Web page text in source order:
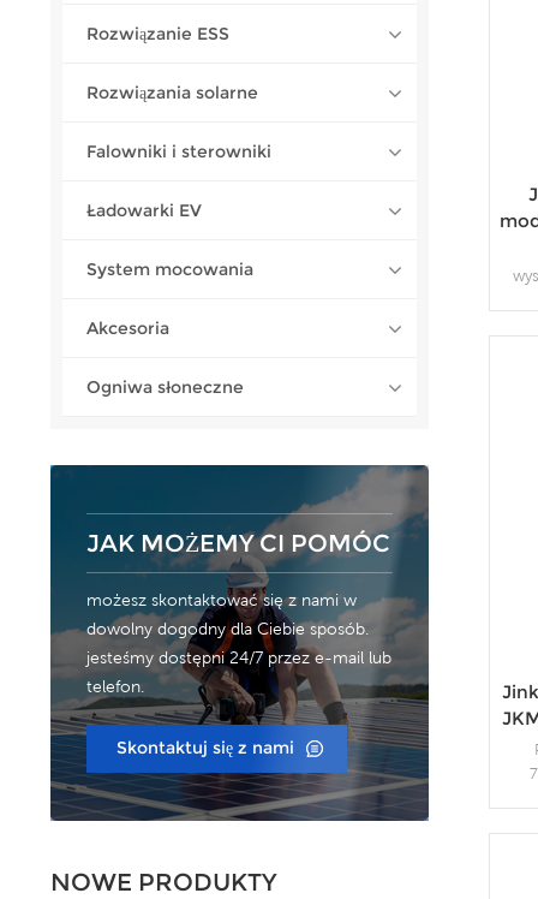
Rozwiązanie ESS
Rozwiązania solarne
Falowniki i sterowniki
Ładowarki EV
System mocowania
Akcesoria
Ogniwa słoneczne
JAK MOŻEMY CI POMÓC
możesz skontaktować się z nami w
dowolny dogodny dla Ciebie sposób.
jesteśmy dostępni 24/7 przez e-mail lub
telefon.
Skontaktuj się z nami
NOWE PRODUKTY
i